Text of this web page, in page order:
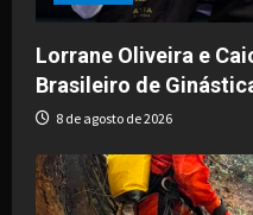
Lorrane Oliveira e
Brasileiro de
8 de agosto de 2026